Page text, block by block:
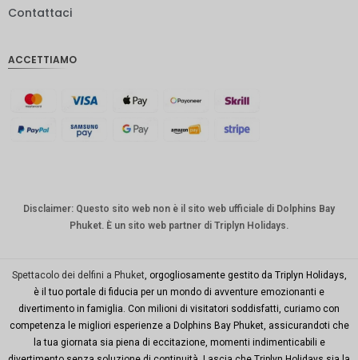
danese
CHF
australia
Città di
New
York
TWD
Contattaci
ACCETTIAMO
Disclaimer: Questo sito web non è il sito web ufficiale di Dolphins Bay
Phuket. È un sito web partner di Triplyn Holidays.
Spettacolo dei delfini a Phuket , orgogliosamente gestito da Triplyn Holidays,
è il tuo portale di fiducia per un mondo di avventure emozionanti e
divertimento in famiglia. Con milioni di visitatori soddisfatti, curiamo con
competenza le migliori esperienze a Dolphins Bay Phuket, assicurandoti che
la tua giornata sia piena di eccitazione, momenti indimenticabili e